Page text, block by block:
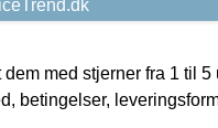
med stjerner fra 1 til 5
betingelser,